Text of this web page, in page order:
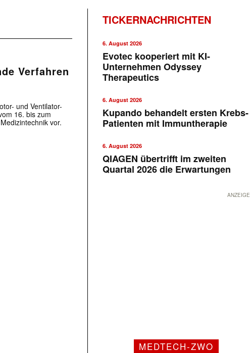
Verfahren
und Ventilator-
16. bis zum
vor.
TICKERNACHRICHTEN
6. August 2026
Evotec kooperiert mit KI-
Unternehmen Odyssey
Therapeutics
6. August 2026
Kupando behandelt ersten Krebs-
Patienten mit Immuntherapie
6. August 2026
QIAGEN übertrifft im zweiten
Quartal 2026 die Erwartungen
ANZEIGE
MEDTECH-ZWO